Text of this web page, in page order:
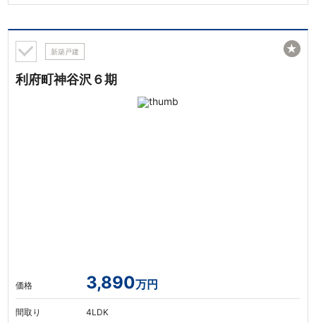
新築戸建
利府町神谷沢６期
価格 3,890万円
間取り 4LDK
★